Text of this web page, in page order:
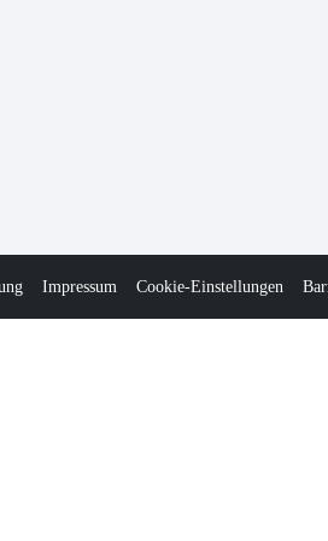
Impressum Cookie-Einstellungen